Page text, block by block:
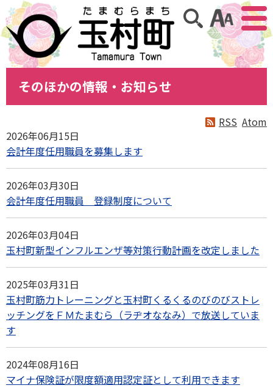
アクセ
サイト内検索
そのほかの情報・お知らせ
RSS Atom
2026年06月15日
会計年度任用職員を募集します
2026年03月30日
会計年度任用職員 登録制度について
2026年03月04日
玉村町新型インフルエンザ等対策行動計画を改定しました
2025年03月31日
玉村町筋力トレーニングと玉村町くるくるのびのびストレ
ッチングをＦＭたまむら（ラヂオななみ）で放送していま
す
2024年08月16日
マイナ保険証が限度額適用認定証として利用できます